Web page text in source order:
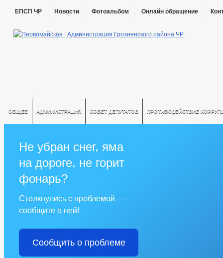
ЕПСП ЧР Новости Фотоальбом Онлайн обращение
ОБЩЕЕ АДМИНИСТРАЦИЯ СОВЕТ ДЕПУТАТОВ ПРОТИВОДЕЙСТВИЕ
Не убран снег, яма
на дороге, не горит
фонарь?
Столкнулись с проблемой —
сообщите о ней!
Сообщить о проблеме